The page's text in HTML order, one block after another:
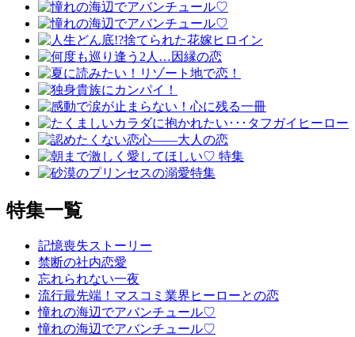
特集一覧
記憶喪失ストーリー
禁断の社内恋愛
忘れられない一夜
流行最先端！マスコミ業界ヒーローとの恋
憧れの海辺でアバンチュール♡
憧れの海辺でアバンチュール♡